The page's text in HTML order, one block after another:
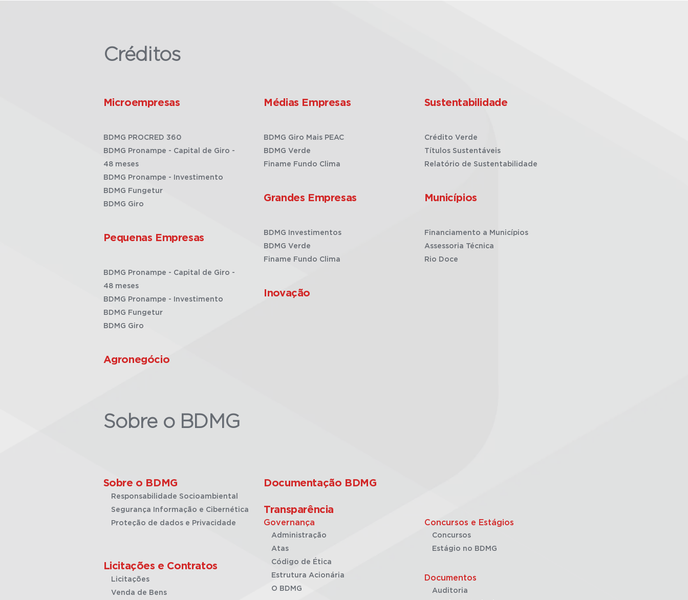
Créditos
Microempresas
BDMG PROCRED 360
BDMG Pronampe - Capital de Giro -
48 meses
BDMG Pronampe - Investimento
BDMG Fungetur
BDMG Giro
Pequenas Empresas
BDMG Pronampe - Capital de Giro -
48 meses
BDMG Pronampe - Investimento
BDMG Fungetur
BDMG Giro
Agronegócio
Médias Empresas
BDMG Giro Mais PEAC
BDMG Verde
Finame Fundo Clima
Grandes Empresas
BDMG Investimentos
BDMG Verde
Finame Fundo Clima
Inovação
Sustentabilidade
Crédito Verde
Títulos Sustentáveis
Relatório de Sustentabilidade
Municípios
Financiamento a Municípios
Assessoria Técnica
Rio Doce
Sobre o BDMG
Sobre o BDMG
Responsabilidade Socioambiental
Segurança Informação e Cibernética
Proteção de dados e Privacidade
Licitações e Contratos
Licitações
Venda de Bens
Documentação BDMG
Transparência
Governança
Administração
Atas
Código de Ética
Estrutura Acionária
O BDMG
Concursos e Estágios
Concursos
Estágio no BDMG
Documentos
Auditoria